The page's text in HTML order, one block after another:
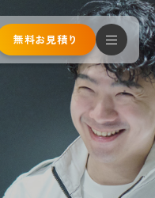
無料お見積り
はこちら
023
元旦お盆を除く)